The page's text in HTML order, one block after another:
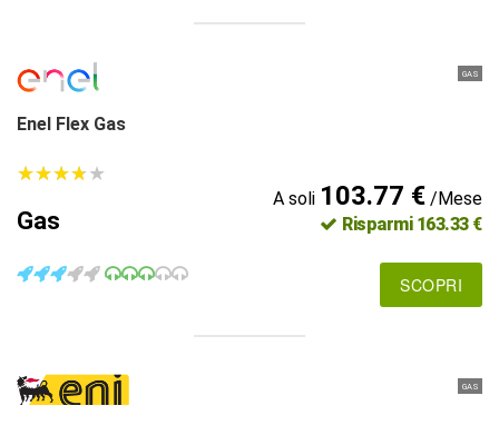
GAS
Enel Flex Gas
★★★★★
★★★★★
Gas
A soli 103.77 €/Mese
Risparmi 163.33 €
SCOPRI
GAS